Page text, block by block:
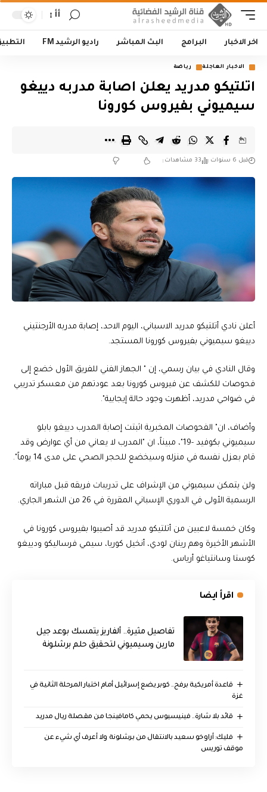
أأ
اخر الاخبار البرامج البث المباشر راديو الرشيد FM
الاخبار العاجلة رياضة
اتلتيكو مدريد يعلن اصابة مدربه دييغو
سيميوني بفيروس كورونا
قبل 6 سنوات 33 مشاهدات
أعلن نادي أتلتيكو مدريد الاسباني، اليوم الاحد، إصابة مدربه الأرجنتيني
دييغو سيميوني بفيروس كورونا المستجد.
وقال النادي في بيان رسمي، إن " الجهاز الفني للفريق الأول خضع إلى
فحوصات للكشف عن فيروس كورونا بعد عودتهم من معسكر تدريبي
في ضواحي مدريد، أظهرت وجود حالة إيجابية".
وأضاف، ان" الفحوصات المخبرية اثبتت إصابة المدرب دييغو بابلو
سيميوني بكوفيد -19"، مبيناً، ان "المدرب لا يعاني من أي عوارض وقد
قام بعزل نفسه في منزله وسيخضع للحجر الصحي على مدى 14 يوماً".
ولن يتمكن سيميوني من الإشراف على تدريبات فريقه قبل مباراته
الرسمية الأولى في الدوري الإسباني المقررة في 26 من الشهر الجاري.
وكان خمسة لاعبين من أتلتيكو مدريد قد أصيبوا بفيروس كورونا في
الأشهر الأخيرة وهم رينان لودي، أنخيل كوريا، سيمي فرساليكو ودييغو
كوستا وسانتياغو أرياس.
اقرأ ايضا
تفاصيل مثيرة.. ألفاريز يتمسك بوعد جيل
مارين وسيميوني لتحقيق حلم برشلونة
قاعدة أمريكية برفح.. كوبر يضع إسرائيل أمام اختبار المرحلة الثانية في
غزة
قائد بلا شارة.. فينيسيوس يحمي كامافينجا من مقصلة ريال مدريد
فليك: أراوخو سعيد بالانتقال من برشلونة ولا أعرف أي شيء عن
موقف توريس